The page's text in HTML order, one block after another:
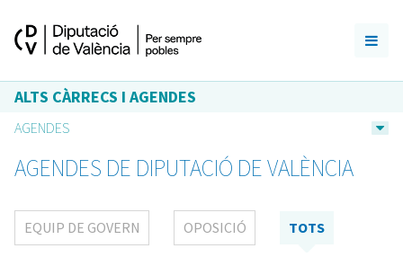
ALTS CÀRRECS I AGENDES
AGENDES
AGENDES DE DIPUTACIÓ DE VALÈNCIA
EQUIP DE GOVERN OPOSICIÓ TOTS